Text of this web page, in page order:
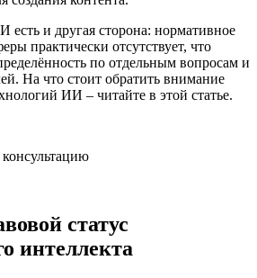
есть и другая сторона: нормативное
практически отсутствует, что
по отдельным вопросам и
На что стоит обратить внимание
ИИ – читайте в этой статье.
статус
интеллекта